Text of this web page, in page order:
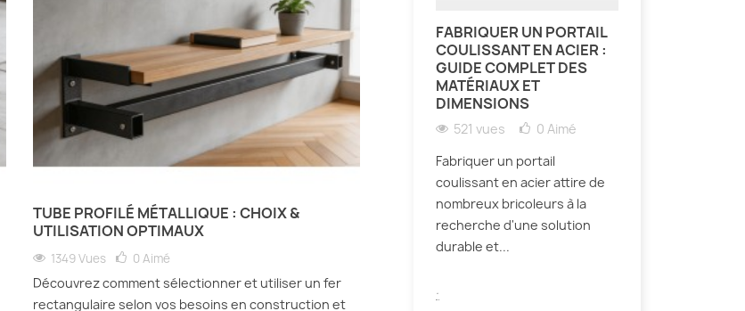
TUBE PROFILÉ MÉTALLIQUE : CHOIX &
UTILISATION OPTIMAUX
1349 Vues 0 Aimé
Découvrez comment sélectionner et utiliser un fer
rectangulaire selon vos besoins en construction et
FABRIQUER UN PORTAIL
COULISSANT EN ACIER :
GUIDE COMPLET DES
MATÉRIAUX ET
DIMENSIONS
521 vues 0 Aimé
Fabriquer un portail
coulissant en acier attire de
nombreux bricoleurs à la
recherche d'une solution
durable et...
.